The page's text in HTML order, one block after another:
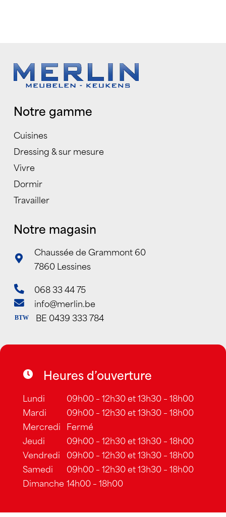
Notre gamme
Cuisines
Dressing & sur mesure
Vivre
Dormir
Travailler
Notre magasin
Chaussée de Grammont 60
7860 Lessines
068 33 44 75
info@merlin.be
BTW BE 0439 333 784
Heures d’ouverture
Lundi
09h00 – 12h30 et 13h30 – 18h00
Mardi
09h00 – 12h30 et 13h30 – 18h00
Mercredi Fermé
Jeudi
09h00 – 12h30 et 13h30 – 18h00
Vendredi 09h00 – 12h30 et 13h30 – 18h00
Samedi
09h00 – 12h30 et 13h30 – 18h00
Dimanche 14h00 – 18h00